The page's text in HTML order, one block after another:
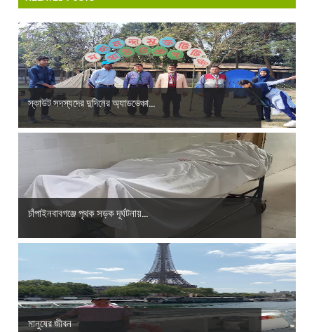
স্কাউট সদস্যদের দুদিনের অ্যাডভেঞ্চা...
চাঁপাইনবাবগঞ্জে পৃথক সড়ক দূর্ঘটনায়...
মানুষের জীবন